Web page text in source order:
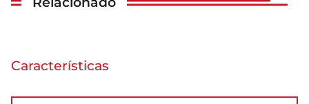
Características